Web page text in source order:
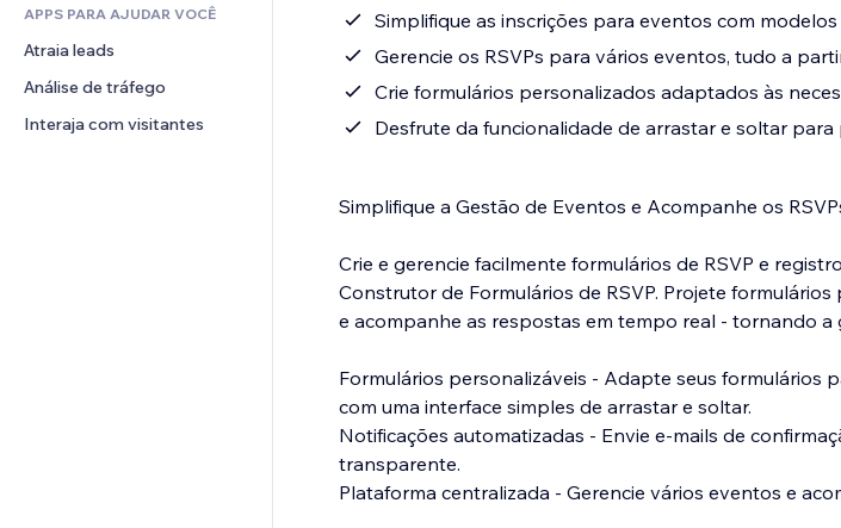
Previsão do tempo
Tabelas e gráficos
CRM
APPS PARA AJUDAR VOCÊ
Atraia leads
Análise de tráfego
Interaja com visitantes
Simplifique as inscrições para eventos com
Gerencie os RSVPs para vários eventos, tudo a
Crie formulários personalizados adaptados às
Desfrute da funcionalidade de arrastar e soltar
Simplifique a Gestão de Eventos e Acompanhe os
Crie e gerencie facilmente formulários de RSVP e
Construtor de Formulários de RSVP. Projete
e acompanhe as respostas em tempo real - tornando
Formulários personalizáveis - Adapte seus formulários
com uma interface simples de arrastar e soltar.
Notificações automatizadas - Envie e-mails de
transparente.
Plataforma centralizada - Gerencie vários eventos e